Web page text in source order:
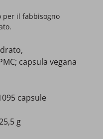
per il fabbisogno
capsula vegana
capsule
g